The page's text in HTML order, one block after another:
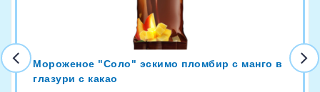
Мороженое "Соло" эскимо пломбир с манго в
глазури с какао